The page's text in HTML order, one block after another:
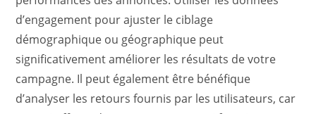
d’engagement pour ajuster le ciblage
démographique ou géographique peut
significativement améliorer les résultats de votre
campagne. Il peut également être bénéfique
d’analyser les retours fournis par les utilisateurs, car